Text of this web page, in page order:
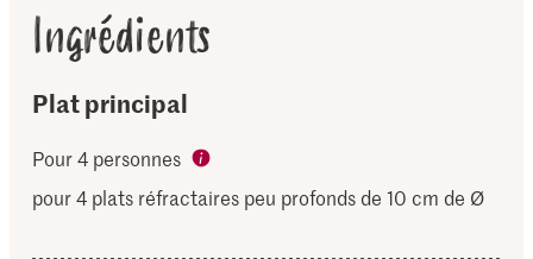
Ingrédients
Plat principal
Pour 4 personnes
pour 4 plats réfractaires peu profonds de 10 cm de Ø